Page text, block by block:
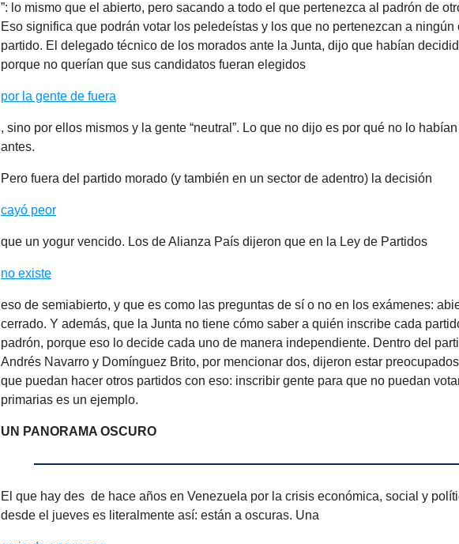
”: lo mismo que el abierto, pero sacando a todo el que pertenezca al padrón de
Eso significa que podrán votar los peledeístas y los que no pertenezcan a ningún
partido. El delegado técnico de los morados ante la Junta, dijo que habían
porque no querían que sus candidatos fueran elegidos
por la gente de fuera
, sino por ellos mismos y la gente “neutral”. Lo que no dijo es por qué no lo
antes.
Pero fuera del partido morado (y también en un sector de adentro) la decisión
cayó peor
que un yogur vencido. Los de Alianza País dijeron que en la Ley de Partidos
no existe
eso de semiabierto, y que es como las preguntas de sí o no en los exámenes:
cerrado. Y además, que la Junta no tiene cómo saber a quién inscribe cada
padrón, porque eso lo decide cada uno de manera independiente. Dentro del
Andrés Navarro y Domínguez Brito, por mencionar dos, dijeron estar
que puedan hacer otros partidos con eso: inscribir gente para que no puedan
primarias es un ejemplo.
UN PANORAMA OSCURO
El que hay des de hace años en Venezuela por la crisis económica, social y
desde el jueves es literalmente así: están a oscuras. Una